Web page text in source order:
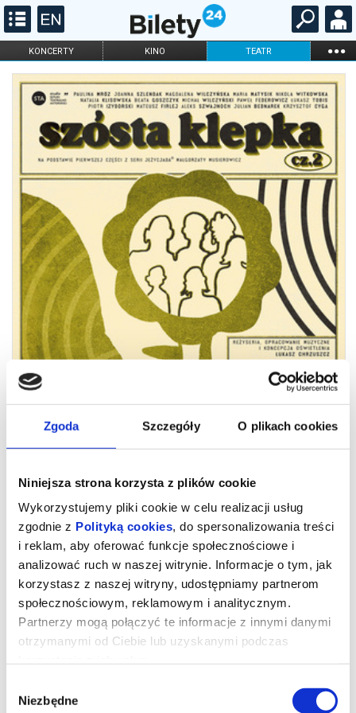
Zgoda Szczegóły O plikach cookies
Niniejsza strona korzysta z plików cookie
Wykorzystujemy pliki cookie w celu realizacji usług
zgodnie z Polityką cookies, do spersonalizowania treści
i reklam, aby oferować funkcje społecznościowe i
analizować ruch w naszej witrynie. Informacje o tym, jak
korzystasz z naszej witryny, udostępniamy partnerom
społecznościowym, reklamowym i analitycznym.
Partnerzy mogą połączyć te informacje z innymi danymi
otrzymanymi od Ciebie lub uzyskanymi podczas
zgody
Niezbędne
KONCERTY KINO TEATR ...
FILHARMONIA OPERA I BALET
STAND-UP
DLA DZIECI
ONLINE KARNETY
Szósta Klepka cz 1 i 2
„Szósta Klepka”to ciepła, pełna humoru i wzruszeń opowieść o
dorastaniu, pierwszych miłościach i rodzinnych perypetiach.
Spektakl powstał na podstawie pierwszego tomu kultowej serii
PoznajemyCelestynę Żak
– sympatyczną, lecz zakompleksioną